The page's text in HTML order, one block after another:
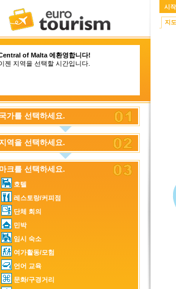
of Malta 에환영합니다!
젠 지역을 선택할 시간입니다.
국가를 선택하세요.
역을 선택하세요.
마크를 선택하세요.
호텔
레스토랑/커피점
단체 회의
민박
임시 숙소
여가활동/모험
언어 교육
문화/구경거리
시작
지도